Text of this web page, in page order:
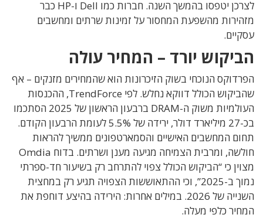
לצרכן יטפסו בהמשך השנה. חברות כמו Dell ו-HP כבר
מזהירות מהשפעת המחסור על זמינות שרתים ומחשבים
עסקיים.
הביקוש יורד – המחיר עולה
הפרדוקס הנוכחי בשוק הזיכרונות הוא שהמחירים מזנקים – אף
שהביקוש הכולל דווקא נחלש. לפי TrendForce, ההכנסות
העולמיות משוק ה-DRAM ברבעון הראשון של 2025 הסתכמו
בכ-27 מיליארד דולר, ירידה של 5.5% לעומת הרבעון הקודם.
תחום המחשבים האישיים והסמארטפונים ממשיך להראות
חולשה, ומרבית הצמיחה מגיעה מענן ושרתים. בדוח Omdia
מצוין כי “הביקוש הכולל צפוי להתרחב רק בשיעור חד-ספרתי
נמוך ב-2025”, וכי ההתאוששות הצפויה תגיע רק במחצית
השנייה של 2026. במילים אחרות: הירידה בהיצע דוחפת את
המחיר כלפי מעלה.